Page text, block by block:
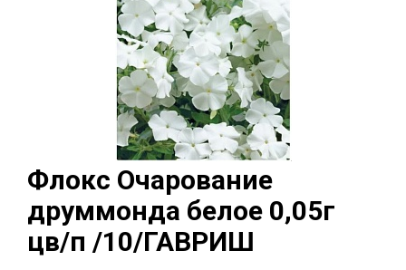
Флокс Очарование
друммонда белое 0,05г
цв/п /10/ГАВРИШ